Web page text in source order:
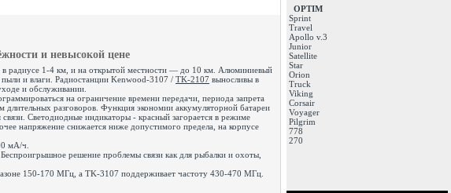
и невысокой цене
в радиусе 1-4 км, и на открытой местности — до 10 км. Алюминиевый
и влаги. Радиостанции Kenwood-3107 / TK-2107 выносливы в
и обслуживании.
на ограничение времени передачи, периода запрета
длительных разговоров. Функция экономии аккумуляторной батареи
Светодиодные индикаторы - красный загорается в режиме
напряжение снижается ниже допустимого предела, на корпусе
мА/ч.
решение проблемы связи как для рыбалки и охоты,
150-170 МГц, а TK-3107 поддерживает частоту 430-470 МГц.
OPTIM
Sprint
Travel
Apollo v.3
Junior
Satellite
Star
Orion
Truck
Viking
Corsair
Voyager
Pilgrim
778
270